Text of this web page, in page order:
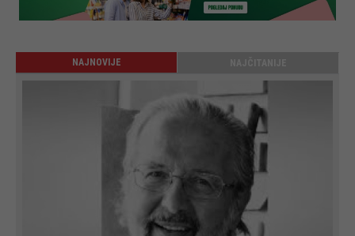
NAJNOVIJE